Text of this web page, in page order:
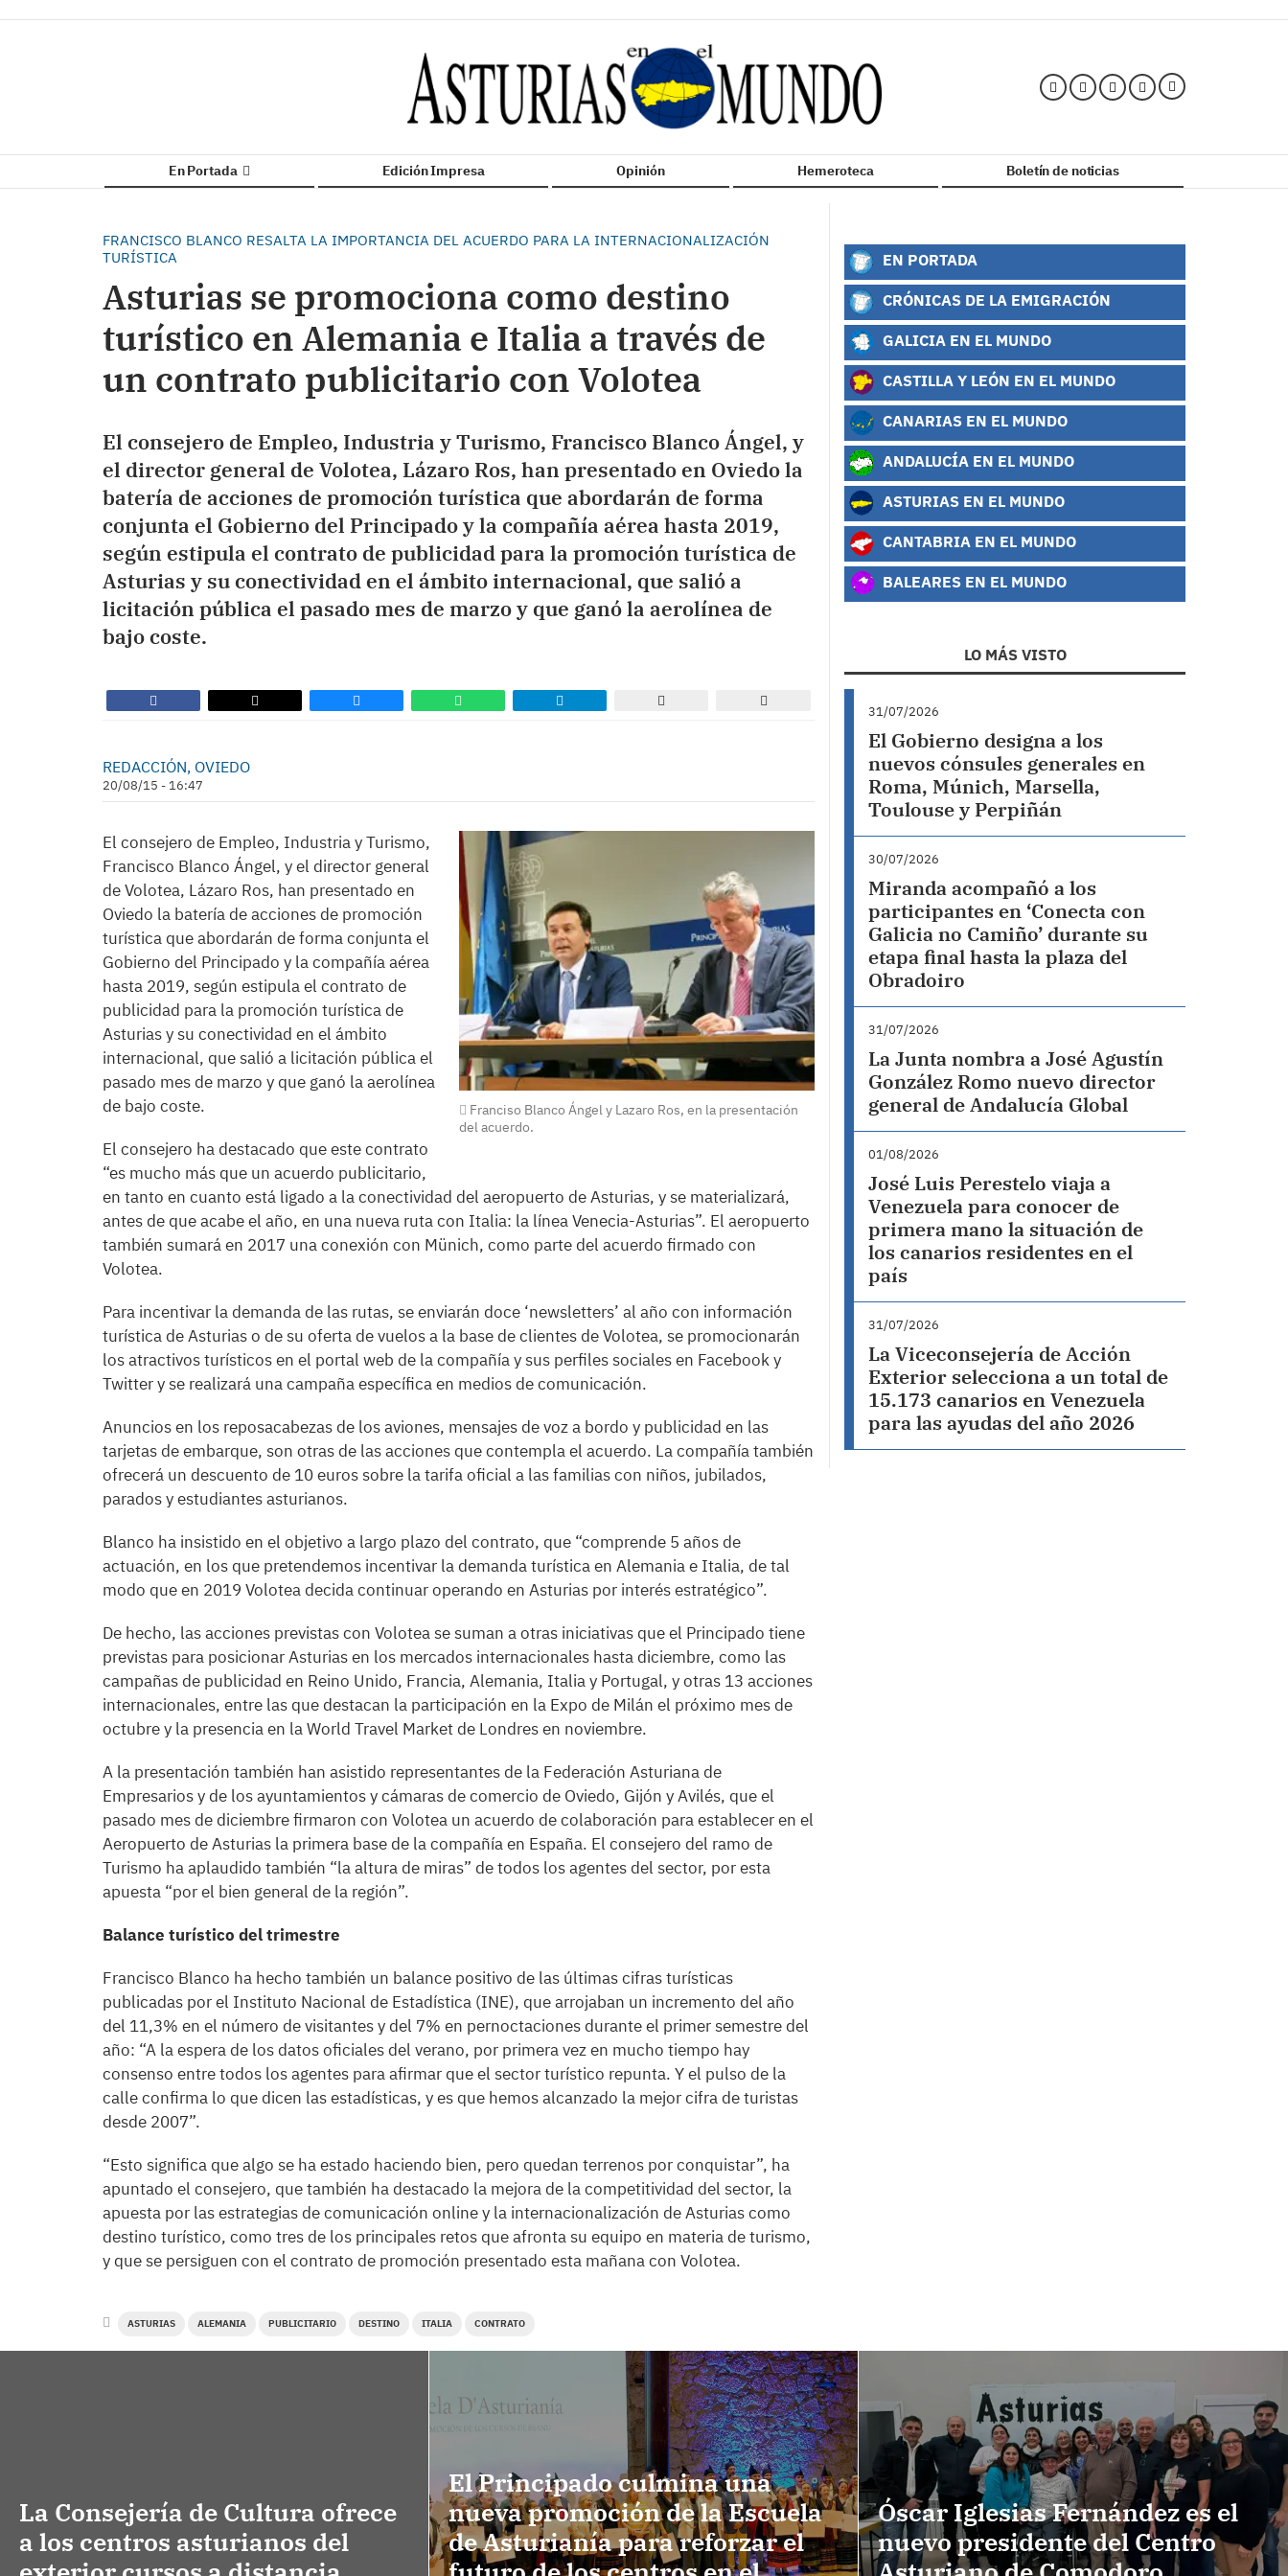
En Portada Edición Impresa Opinión Hemeroteca Boletín de noticias
FRANCISCO BLANCO RESALTA LA IMPORTANCIA DEL ACUERDO PARA LA INTERNACIONALIZACIÓN
TURÍSTICA
Asturias se promociona como destino
turístico en Alemania e Italia a través de
un contrato publicitario con Volotea
El consejero de Empleo, Industria y Turismo, Francisco Blanco Ángel, y
el director general de Volotea, Lázaro Ros, han presentado en Oviedo la
batería de acciones de promoción turística que abordarán de forma
conjunta el Gobierno del Principado y la compañía aérea hasta 2019,
según estipula el contrato de publicidad para la promoción turística de
Asturias y su conectividad en el ámbito internacional, que salió a
licitación pública el pasado mes de marzo y que ganó la aerolínea de
bajo coste.
REDACCIÓN, OVIEDO
20/08/15 - 16:47
Franciso Blanco Ángel y Lazaro Ros, en la presentación
del acuerdo.
El consejero de Empleo, Industria y Turismo,
Francisco Blanco Ángel, y el director general
de Volotea, Lázaro Ros, han presentado en
Oviedo la batería de acciones de promoción
turística que abordarán de forma conjunta el
Gobierno del Principado y la compañía aérea
hasta 2019, según estipula el contrato de
publicidad para la promoción turística de
Asturias y su conectividad en el ámbito
internacional, que salió a licitación pública el
pasado mes de marzo y que ganó la aerolínea
de bajo coste.
El consejero ha destacado que este contrato
“es mucho más que un acuerdo publicitario,
en tanto en cuanto está ligado a la conectividad del aeropuerto de Asturias, y se materializará,
antes de que acabe el año, en una nueva ruta con Italia: la línea Venecia-Asturias”. El aeropuerto
también sumará en 2017 una conexión con Münich, como parte del acuerdo firmado con
Volotea.
Para incentivar la demanda de las rutas, se enviarán doce ‘newsletters’ al año con información
turística de Asturias o de su oferta de vuelos a la base de clientes de Volotea, se promocionarán
los atractivos turísticos en el portal web de la compañía y sus perfiles sociales en Facebook y
Twitter y se realizará una campaña específica en medios de comunicación.
Anuncios en los reposacabezas de los aviones, mensajes de voz a bordo y publicidad en las
tarjetas de embarque, son otras de las acciones que contempla el acuerdo. La compañía también
ofrecerá un descuento de 10 euros sobre la tarifa oficial a las familias con niños, jubilados,
parados y estudiantes asturianos.
Blanco ha insistido en el objetivo a largo plazo del contrato, que “comprende 5 años de
actuación, en los que pretendemos incentivar la demanda turística en Alemania e Italia, de tal
modo que en 2019 Volotea decida continuar operando en Asturias por interés estratégico”.
De hecho, las acciones previstas con Volotea se suman a otras iniciativas que el Principado tiene
previstas para posicionar Asturias en los mercados internacionales hasta diciembre, como las
campañas de publicidad en Reino Unido, Francia, Alemania, Italia y Portugal, y otras 13 acciones
internacionales, entre las que destacan la participación en la Expo de Milán el próximo mes de
octubre y la presencia en la World Travel Market de Londres en noviembre.
A la presentación también han asistido representantes de la Federación Asturiana de
Empresarios y de los ayuntamientos y cámaras de comercio de Oviedo, Gijón y Avilés, que el
pasado mes de diciembre firmaron con Volotea un acuerdo de colaboración para establecer en el
Aeropuerto de Asturias la primera base de la compañía en España. El consejero del ramo de
Turismo ha aplaudido también “la altura de miras” de todos los agentes del sector, por esta
apuesta “por el bien general de la región”.
Balance turístico del trimestre
Francisco Blanco ha hecho también un balance positivo de las últimas cifras turísticas
publicadas por el Instituto Nacional de Estadística (INE), que arrojaban un incremento del año
del 11,3% en el número de visitantes y del 7% en pernoctaciones durante el primer semestre del
año: “A la espera de los datos oficiales del verano, por primera vez en mucho tiempo hay
consenso entre todos los agentes para afirmar que el sector turístico repunta. Y el pulso de la
calle confirma lo que dicen las estadísticas, y es que hemos alcanzado la mejor cifra de turistas
desde 2007”.
“Esto significa que algo se ha estado haciendo bien, pero quedan terrenos por conquistar”, ha
apuntado el consejero, que también ha destacado la mejora de la competitividad del sector, la
apuesta por las estrategias de comunicación online y la internacionalización de Asturias como
destino turístico, como tres de los principales retos que afronta su equipo en materia de turismo,
y que se persiguen con el contrato de promoción presentado esta mañana con Volotea.
ASTURIAS ALEMANIA PUBLICITARIO DESTINO ITALIA CONTRATO
EN PORTADA
CRÓNICAS DE LA EMIGRACIÓN
GALICIA EN EL MUNDO
CASTILLA Y LEÓN EN EL MUNDO
CANARIAS EN EL MUNDO
ANDALUCÍA EN EL MUNDO
ASTURIAS EN EL MUNDO
CANTABRIA EN EL MUNDO
BALEARES EN EL MUNDO
LO MÁS VISTO
31/07/2026
El Gobierno designa a los
nuevos cónsules generales en
Roma, Múnich, Marsella,
Toulouse y Perpiñán
30/07/2026
Miranda acompañó a los
participantes en ‘Conecta con
Galicia no Camiño’ durante su
etapa final hasta la plaza del
Obradoiro
31/07/2026
La Junta nombra a José Agustín
González Romo nuevo director
general de Andalucía Global
01/08/2026
José Luis Perestelo viaja a
Venezuela para conocer de
primera mano la situación de
los canarios residentes en el
país
31/07/2026
La Viceconsejería de Acción
Exterior selecciona a un total de
15.173 canarios en Venezuela
para las ayudas del año 2026
La Consejería de Cultura ofrece
a los centros asturianos del
El Principado culmina una
nueva promoción de la Escuela
de Asturianía para reforzar el
Óscar Iglesias Fernández es el
nuevo presidente del Centro